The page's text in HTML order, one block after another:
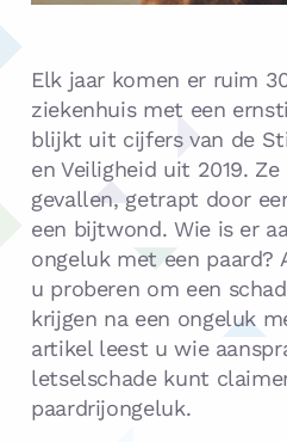
Elk jaar komen er ruim
ziekenhuis met een
blijkt uit cijfers van de
en Veiligheid uit 2019.
gevallen, getrapt door
een bijtwond. Wie is er
ongeluk met een
u proberen om een
krijgen na een ongeluk
artikel leest u wie
letselschade kunt
paardrijongeluk.